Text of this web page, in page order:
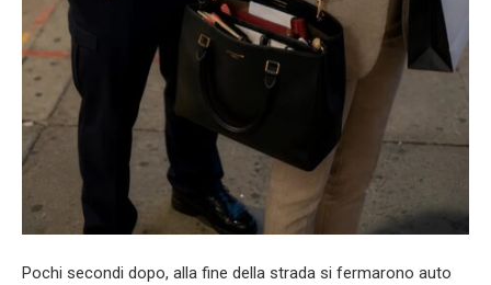
Pochi secondi dopo, alla fine della strada si fermarono auto